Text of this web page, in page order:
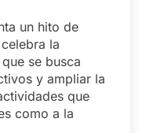
un hito de
la
se busca
y ampliar la
que
como a la